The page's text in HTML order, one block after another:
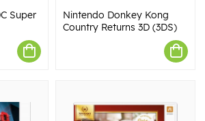
Super
Nintendo Donkey Kong
Country Returns 3D (3DS)